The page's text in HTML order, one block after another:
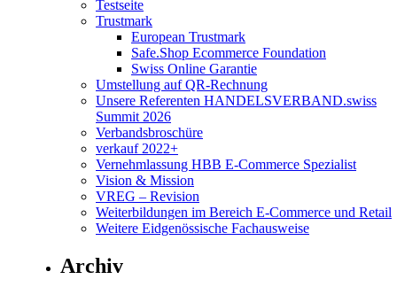
Testseite
Trustmark
European Trustmark
Safe.Shop Ecommerce Foundation
Swiss Online Garantie
Umstellung auf QR-Rechnung
Unsere Referenten HANDELSVERBAND.swiss
Summit 2026
Verbandsbroschüre
verkauf 2022+
Vernehmlassung HBB E-Commerce Spezialist
Vision & Mission
VREG – Revision
Weiterbildungen im Bereich E-Commerce und Retail
Weitere Eidgenössische Fachausweise
Archiv